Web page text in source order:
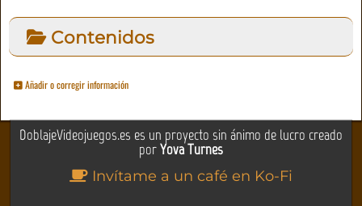
Contenidos
Añadir o corregir información
DoblajeVideojuegos.es es un proyecto sin ánimo de lucro creado
porYova Turnes
Invítame a un café en Ko-Fi